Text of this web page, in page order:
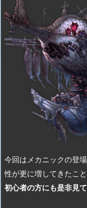
今回はメカニックの登
性が更に増してきたこ
初心者の方にも是非見